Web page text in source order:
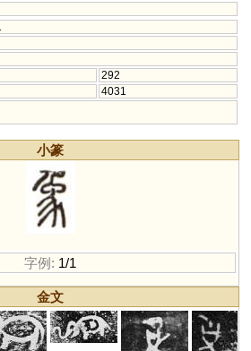
292
4031
小篆
字例: 1/1
金文